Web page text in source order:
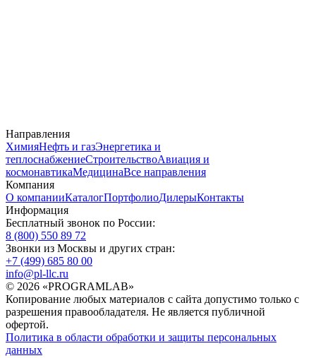
Направления
ХимияНефть и газЭнергетика и
теплоснабжениеСтроительствоАвиация и
космонавтикаМедицинаВсе направления
Компания
О компанииКаталогПортфолиоДилерыКонтакты
Информация
Бесплатный звонок по России:
8 (800) 550 89 72
Звонки из Москвы и других стран:
+7 (499) 685 80 00
info@pl-llc.ru
© 2026 «PROGRAMLAB»
Копирование любых материалов с сайта допустимо только с
разрешения правообладателя. Не является публичной
офертой.
Политика в области обработки и защиты персональных
данных